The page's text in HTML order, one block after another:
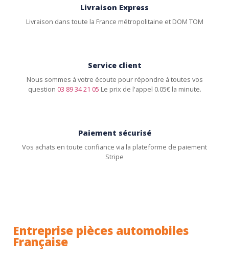
Livraison Express
Livraison dans toute la France métropolitaine et DOM TOM
Service client
Nous sommes à votre écoute pour répondre à toutes vos
question 03 89 34 21 05 Le prix de l'appel 0.05€ la minute.
Paiement sécurisé
Vos achats en toute confiance via la plateforme de paiement
Stripe
Entreprise pièces automobiles
Française